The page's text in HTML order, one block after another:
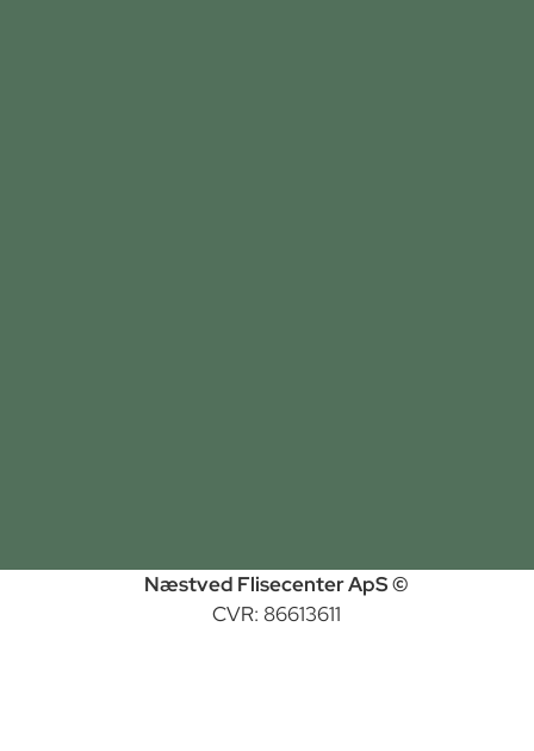
Næstved Flisecenter ApS ©
CVR: 86613611